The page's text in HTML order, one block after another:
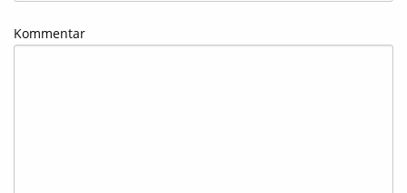
Kommentar